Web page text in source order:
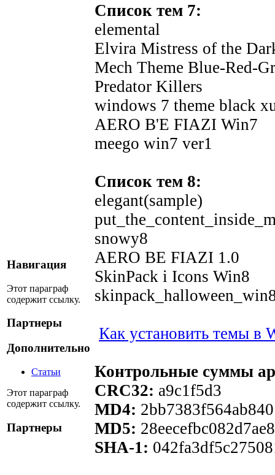
Навигация
Этот параграф
содержит ссылку.
Партнеры
Дополнительно
Статьи
Этот параграф
содержит ссылку.
Партнеры
Список тем 7:
elemental
Elvira Mistress of the
Mech Theme Blue-Red-
Predator Killers
windows 7 theme black
AERO B'E FIAZI Win7
meego win7 ver1
Список тем 8:
elegant(sample)
snowy8
AERO BE FIAZI 1.0
SkinPack i Icons Win8
Как установить темы в
Контрольные суммы
CRC32: a9c1f5d3
MD4:
MD5:
SHA-1: